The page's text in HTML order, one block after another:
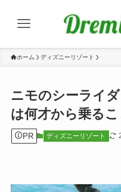
ホーム ディズニーリゾート
ニモのシーライ
は何才から乗る
PR ディズニーリゾート